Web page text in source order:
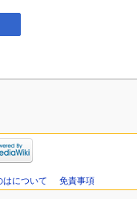
はについて 免責事項